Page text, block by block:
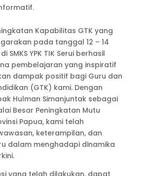
Kapabilitas GTK yang
pada tanggal 12 – 14
SMKS YPK TIK Serui berhasil
pembelajaran yang inspiratif
dampak positif bagi Guru dan
(GTK) kami. Dengan
Hulman Simanjuntak sebagai
Besar Peningkatan Mutu
Papua, kami telah
keterampilan, dan
dalam menghadapi dinamika
yang telah dilakukan, dapat